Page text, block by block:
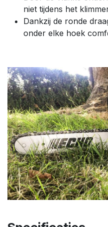
niet tijdens het
Dankzij de ronde
onder elke hoek